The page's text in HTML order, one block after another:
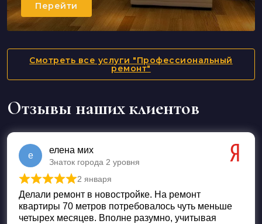
Перейти
Смотреть все услуги "Профессиональный
ремонт"
Отзывы наших клиентов
е
елена мих
Знаток города 2 уровня
Оценка из 5
2 января
Делали ремонт в новостройке. На ремонт
квартиры 70 метров потребовалось чуть меньше
четырех месяцев. Вполне разумно, учитывая